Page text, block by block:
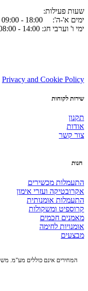
:שעות פעילות
ימים א'-ה': 18:00 - 09:00
ימי ו' וערבי חג: 14:00 - 08:00
Privacy and Cookie Policy
שירות לקוחות
תקנון
אודות
צור קשר
התעמלות מכשירים
אקרובטיקה ועזרי אימון
התעמלות אומנותית
קרוספיט ומשקולות
מאמנים חכמים
אומנויות לחימה
מבצעים
*המחירים אינם כוללים מע"מ.